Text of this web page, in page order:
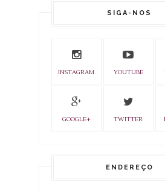
SIGA-NOS
INSTAGRAM YOUTUBE
GOOGLE+ TWITTER
ENDEREÇO